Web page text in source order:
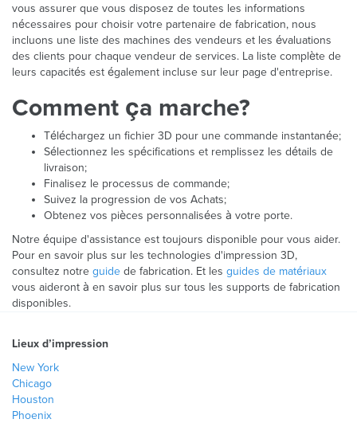
vous assurer que vous disposez de toutes les informations
nécessaires pour choisir votre partenaire de fabrication, nous
incluons une liste des machines des vendeurs et les évaluations
des clients pour chaque vendeur de services. La liste complète de
leurs capacités est également incluse sur leur page d'entreprise.
Comment ça marche?
Téléchargez un fichier 3D pour une commande instantanée;
Sélectionnez les spécifications et remplissez les détails de
livraison;
Finalisez le processus de commande;
Suivez la progression de vos Achats;
Obtenez vos pièces personnalisées à votre porte.
Notre équipe d'assistance est toujours disponible pour vous aider.
Pour en savoir plus sur les technologies d'impression 3D,
consultez notre guide de fabrication. Et les guides de matériaux
vous aideront à en savoir plus sur tous les supports de fabrication
disponibles.
Lieux d’impression
New York
Chicago
Houston
Phoenix